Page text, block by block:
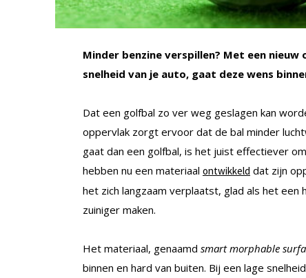
Minder benzine verspillen? Met een
snelheid van je auto, gaat deze wens
Dat een golfbal zo ver weg geslagen kan
oppervlak zorgt ervoor dat de bal minder
gaat dan een golfbal, is het juist effectiever
hebben nu een materiaal ontwikkeld dat zijn
het zich langzaam verplaatst, glad als het een
zuiniger maken.
Het materiaal, genaamd smart morphable
binnen en hard van buiten. Bij een lage